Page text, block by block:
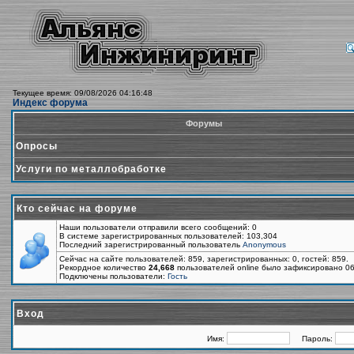
Текущее время: 09/08/2026 04:16:48
Индекс форума
Форумы
Опросы
Услуги по металлобработке
Кто сейчас на форуме
Наши пользователи отправили всего сообщений: 0
В системе зарегистрированных пользователей: 103,304
Последний зарегистрированный пользователь Anonymous
Сейчас на сайте пользователей: 859, зарегистрированных: 0, гостей:
Рекордное количество 24,668 пользователей online было зафиксировано
Подключены пользователи: Гость
Вход
Имя: Пароль: